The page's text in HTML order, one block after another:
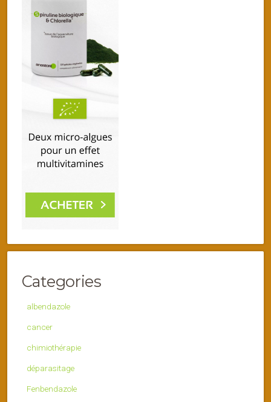
Categories
albendazole
cancer
chimiothérapie
déparasitage
Fenbendazole